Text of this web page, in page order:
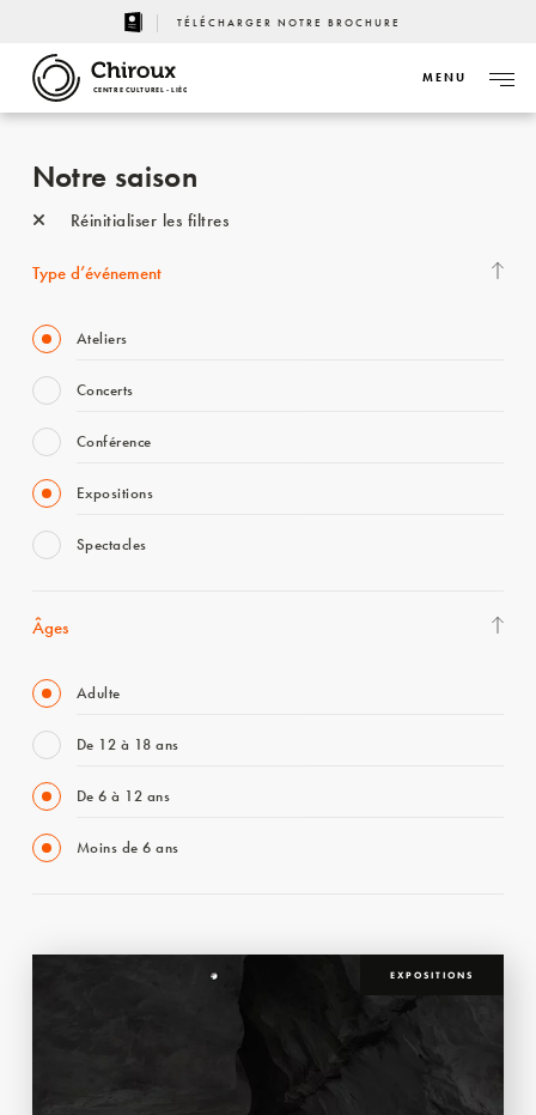
TÉLÉCHARGER NOTRE BROCHURE
CENTRE CULTUREL - LIÈGE
MENU
Notre saison
Réinitialiser les filtres
Type d’événement
Ateliers
Concerts
Conférence
Expositions
Spectacles
Âges
Adulte
De 12 à 18 ans
De 6 à 12 ans
Moins de 6 ans
EXPOSITIONS